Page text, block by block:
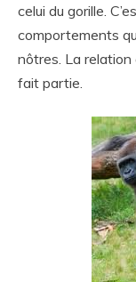
celui du gorille.
comportements
nôtres. La
fait partie.